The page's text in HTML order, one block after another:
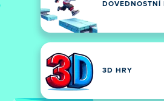
DOVEDNOSTNÍ
3D HRY